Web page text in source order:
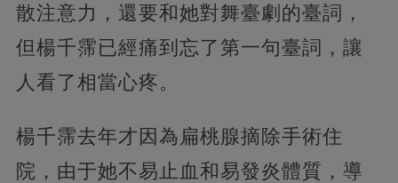
散注意力，還要和她對舞臺劇的臺詞，
但楊千霈已經痛到忘了第一句臺詞，讓
人看了相當心疼。
楊千霈去年才因為扁桃腺摘除手術住
院，由于她不易止血和易發炎體質，導